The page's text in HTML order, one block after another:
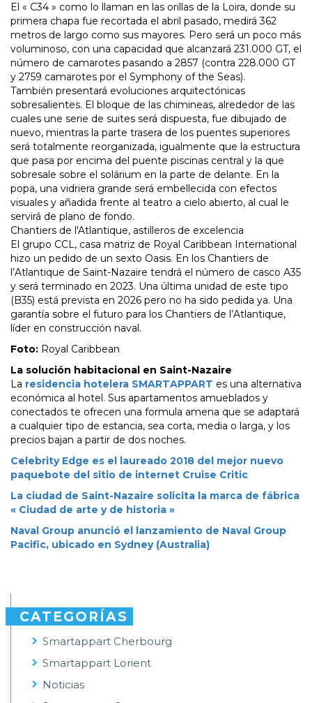
El « C34 » como lo llaman en las orillas de la Loira, donde su
primera chapa fue recortada el abril pasado, medirá 362
metros de largo como sus mayores. Pero será un poco más
voluminoso, con una capacidad que alcanzará 231.000 GT, el
número de camarotes pasando a 2857 (contra 228.000 GT
y 2759 camarotes por el Symphony of the Seas).
También presentará evoluciones arquitectónicas
sobresalientes. El bloque de las chimineas, alrededor de las
cuales une serie de suites será dispuesta, fue dibujado de
nuevo, mientras la parte trasera de los puentes superiores
será totalmente reorganizada, igualmente que la estructura
que pasa por encima del puente piscinas central y la que
sobresale sobre el solárium en la parte de delante. En la
popa, una vidriera grande será embellecida con efectos
visuales y añadida frente al teatro a cielo abierto, al cual le
servirá de plano de fondo.
Chantiers de l'Atlantique, astilleros de excelencia
El grupo CCL, casa matriz de Royal Caribbean International
hizo un pedido de un sexto Oasis. En los Chantiers de
l’Atlantique de Saint-Nazaire tendrá el número de casco A35
y será terminado en 2023. Una última unidad de este tipo
(B35) está prevista en 2026 pero no ha sido pedida ya. Una
garantía sobre el futuro para los Chantiers de l’Atlantique,
líder en construcción naval.
Foto: Royal Caribbean
La solución habitacional en Saint-Nazaire
La residencia hotelera SMARTAPPART es una alternativa
económica al hotel. Sus apartamentos amueblados y
conectados te ofrecen una formula amena que se adaptará
a cualquier tipo de estancia, sea corta, media o larga, y los
precios bajan a partir de dos noches.
Celebrity Edge es el laureado 2018 del mejor nuevo
paquebote del sitio de internet Cruise Critic
La ciudad de Saint-Nazaire solicita la marca de fábrica
« Ciudad de arte y de historia »
Naval Group anunció el lanzamiento de Naval Group
Pacific, ubicado en Sydney (Australia)
CATEGORÍAS
Smartappart Cherbourg
Smartappart Lorient
Noticias